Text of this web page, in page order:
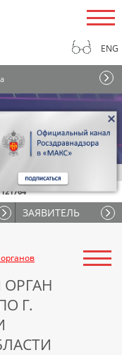
ВЕРСИЯ
ENG
121764
ЗАЯВИТЕЛЬ
Г.